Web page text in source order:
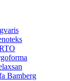
Bamberg